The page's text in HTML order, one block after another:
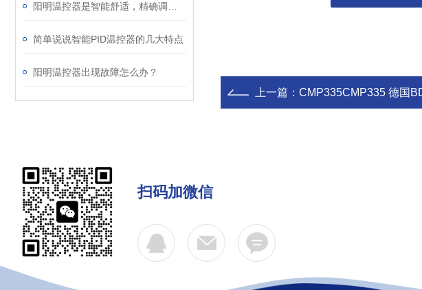
简单说说智能PID温控器的几大特点
阳明温控器出现故障怎么办？
上一篇： CMP335CMP335 德国BD
扫码加微信